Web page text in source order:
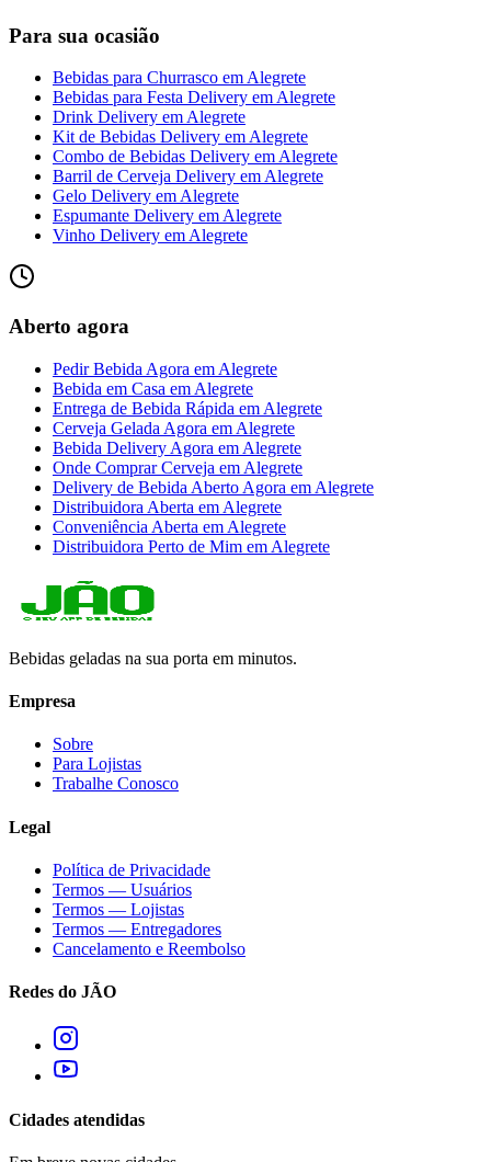
Para sua ocasião
Bebidas para Churrasco emAlegrete
Bebidas para Festa Delivery emAlegrete
Drink Delivery emAlegrete
Kit de Bebidas Delivery emAlegrete
Combo de Bebidas Delivery emAlegrete
Barril de Cerveja Delivery emAlegrete
Gelo Delivery emAlegrete
Espumante Delivery emAlegrete
Vinho Delivery emAlegrete
Aberto agora
Pedir Bebida Agora em Alegrete
Bebida em Casa em Alegrete
Entrega de Bebida Rápida em Alegrete
Cerveja Gelada Agora em Alegrete
Bebida Delivery Agora em Alegrete
Onde Comprar Cerveja em Alegrete
Delivery de Bebida Aberto Agora em Alegrete
Distribuidora Aberta em Alegrete
Conveniência Aberta em Alegrete
Distribuidora Perto de Mim em Alegrete
Bebidas geladas na sua porta em minutos.
Empresa
Sobre
Para Lojistas
Trabalhe Conosco
Legal
Política de Privacidade
Termos — Usuários
Termos — Lojistas
Termos — Entregadores
Cancelamento e Reembolso
Redes do JÃO
Cidades atendidas